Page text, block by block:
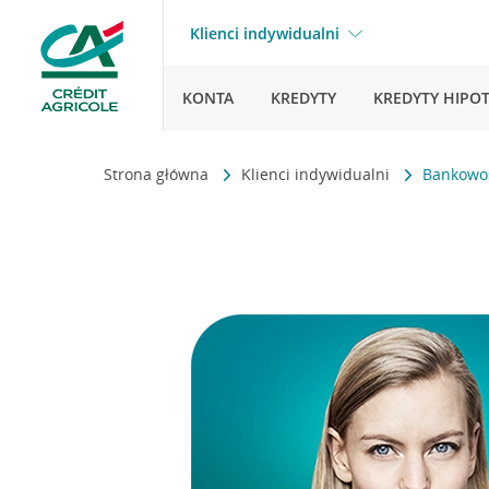
Klienci indywidualni
KONTA KREDYTY KREDYTY
Strona główna Klienci indywidualni